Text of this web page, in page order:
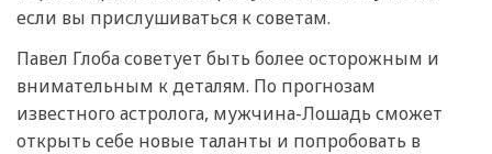
если вы прислушиваться к советам.
Павел Глоба советует быть более осторожным и
внимательным к деталям. По прогнозам
известного астролога, мужчина-Лошадь сможет
открыть себе новые таланты и попробовать в